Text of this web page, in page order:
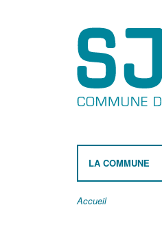
LA COMMUNE
Accueil